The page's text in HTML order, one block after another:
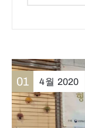
01 4월 2020